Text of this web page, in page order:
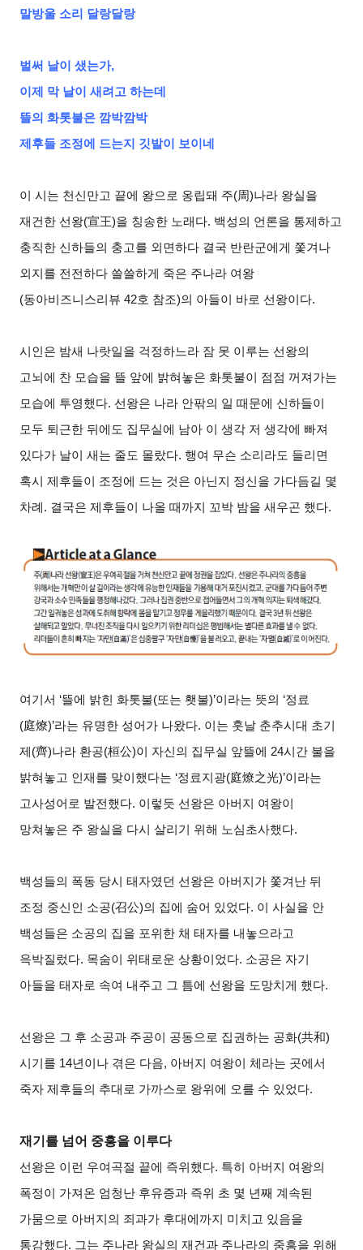
말방울 소리 달랑달랑
벌써 날이 샜는가,
이제 막 날이 새려고 하는데
뜰의 화톳불은 깜박깜박
제후들 조정에 드는지 깃발이 보이네
이 시는 천신만고 끝에 왕으로 옹립돼 주(周)나라 왕실을
재건한 선왕(宣王)을 칭송한 노래다. 백성의 언론을 통제하고
충직한 신하들의 충고를 외면하다 결국 반란군에게 쫓겨나
외지를 전전하다 쓸쓸하게 죽은 주나라 여왕
(동아비즈니스리뷰 42호 참조)의 아들이 바로 선왕이다.
시인은 밤새 나랏일을 걱정하느라 잠 못 이루는 선왕의
고뇌에 찬 모습을 뜰 앞에 밝혀놓은 화톳불이 점점 꺼져가는
모습에 투영했다. 선왕은 나라 안팎의 일 때문에 신하들이
모두 퇴근한 뒤에도 집무실에 남아 이 생각 저 생각에 빠져
있다가 날이 새는 줄도 몰랐다. 행여 무슨 소리라도 들리면
혹시 제후들이 조정에 드는 것은 아닌지 정신을 가다듬길 몇
차례. 결국은 제후들이 나올 때까지 꼬박 밤을 새우곤 했다.
여기서 ‘뜰에 밝힌 화톳불(또는 횃불)’이라는 뜻의 ‘정료
(庭燎)’라는 유명한 성어가 나왔다. 이는 훗날 춘추시대 초기
제(齊)나라 환공(桓公)이 자신의 집무실 앞뜰에 24시간 불을
밝혀놓고 인재를 맞이했다는 ‘정료지광(庭燎之光)’이라는
고사성어로 발전했다. 이렇듯 선왕은 아버지 여왕이
망쳐놓은 주 왕실을 다시 살리기 위해 노심초사했다.
백성들의 폭동 당시 태자였던 선왕은 아버지가 쫓겨난 뒤
조정 중신인 소공(召公)의 집에 숨어 있었다. 이 사실을 안
백성들은 소공의 집을 포위한 채 태자를 내놓으라고
윽박질렀다. 목숨이 위태로운 상황이었다. 소공은 자기
아들을 태자로 속여 내주고 그 틈에 선왕을 도망치게 했다.
선왕은 그 후 소공과 주공이 공동으로 집권하는 공화(共和)
시기를 14년이나 겪은 다음, 아버지 여왕이 체라는 곳에서
죽자 제후들의 추대로 가까스로 왕위에 오를 수 있었다.
재기를 넘어 중흥을 이루다
선왕은 이런 우여곡절 끝에 즉위했다. 특히 아버지 여왕의
폭정이 가져온 엄청난 후유증과 즉위 초 몇 년째 계속된
가뭄으로 아버지의 죄과가 후대에까지 미치고 있음을
통감했다. 그는 주나라 왕실의 재건과 주나라의 중흥을 위해